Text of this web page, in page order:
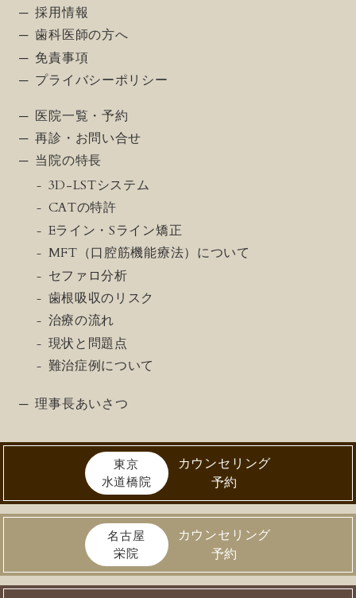
採用情報
歯科医師の方へ
免責事項
プライバシーポリシー
医院一覧・予約
再診・お問い合せ
当院の特長
3D-LSTシステム
CATの特許
Eライン・Sライン矯正
MFT（口腔筋機能療法）について
セファロ分析
歯根吸収のリスク
治療の流れ
現状と問題点
難治症例について
理事長あいさつ
東京
水道橋院
カウンセリング
予約
名古屋
栄院
カウンセリング
予約